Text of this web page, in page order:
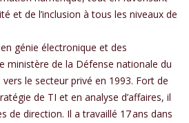
et de l’inclusion à tous les niveaux de
génie électronique et des
ministère de la Défense nationale du
le secteur privé en 1993. Fort de
de TI et en analyse d’affaires, il
de direction. Il a travaillé 17 ans dans